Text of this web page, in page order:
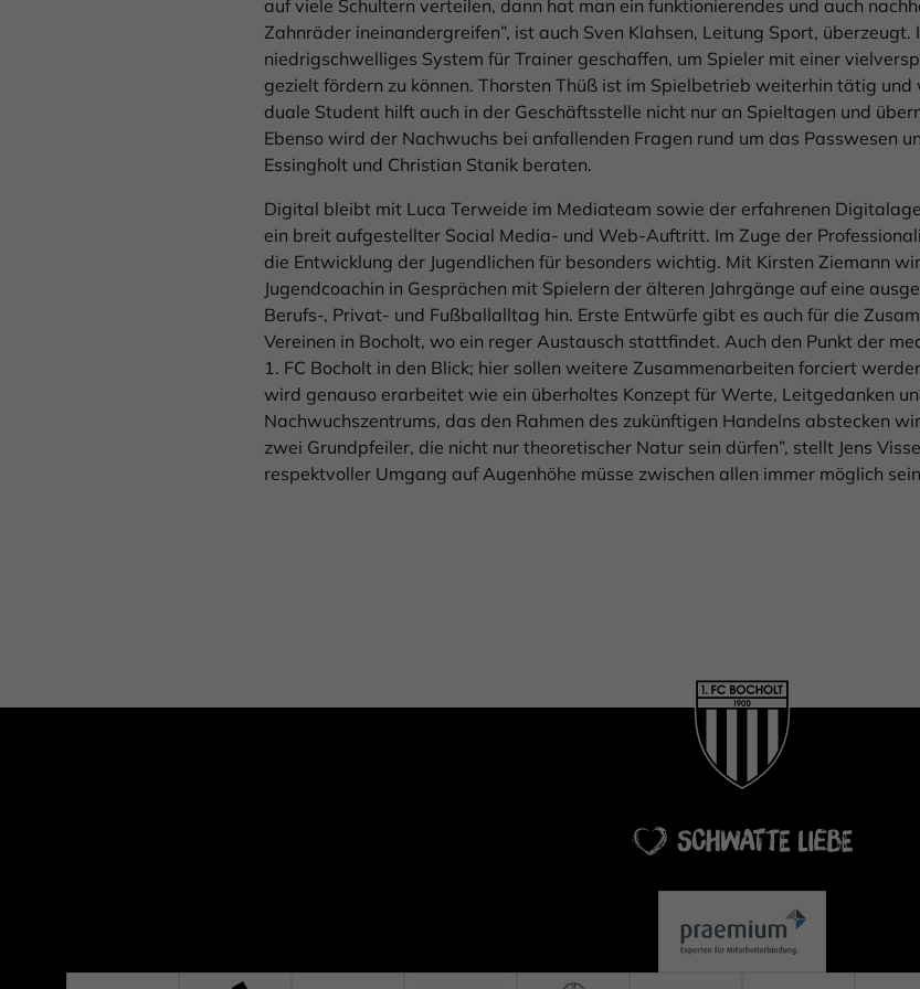
auf viele Schultern verteilen, dann hat man ein funktionierendes und auch
Zahnräder ineinandergreifen”, ist auch Sven Klahsen, Leitung Sport,
niedrigschwelliges System für Trainer geschaffen, um Spieler mit einer
gezielt fördern zu können. Thorsten Thüß ist im Spielbetrieb weiterhin tätig
duale Student hilft auch in der Geschäftsstelle nicht nur an Spieltagen und
Ebenso wird der Nachwuchs bei anfallenden Fragen rund um das Passwesen
Essingholt und Christian Stanik beraten.
Digital bleibt mit Luca Terweide im Mediateam sowie der erfahrenen
ein breit aufgestellter Social Media- und Web-Auftritt. Im Zuge der
die Entwicklung der Jugendlichen für besonders wichtig. Mit Kirsten Ziemann
Jugendcoachin in Gesprächen mit Spielern der älteren Jahrgänge auf eine
Berufs-, Privat- und Fußballalltag hin. Erste Entwürfe gibt es auch für die
Vereinen in Bocholt, wo ein reger Austausch stattfindet. Auch den Punkt der
1. FC Bocholt in den Blick; hier sollen weitere Zusammenarbeiten forciert
wird genauso erarbeitet wie ein überholtes Konzept für Werte, Leitgedanken
Nachwuchszentrums, das den Rahmen des zukünftigen Handelns abstecken
zwei Grundpfeiler, die nicht nur theoretischer Natur sein dürfen”, stellt Jens
respektvoller Umgang auf Augenhöhe müsse zwischen allen immer möglich